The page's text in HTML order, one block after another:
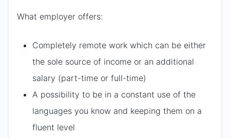
What employer offers:
Completely remote work which can be either
the sole source of income or an additional
salary (part-time or full-time)
A possibility to be in a constant use of the
languages you know and keeping them on a
fluent level